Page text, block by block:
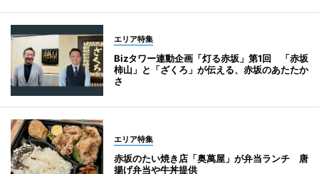
エリア特集
Bizタワー連動企画「灯る赤坂」第1回 「赤坂
柿山」と「ざくろ」が伝える、赤坂のあたたか
さ
エリア特集
赤坂のたい焼き店「奥萬屋」が弁当ランチ 唐
揚げ弁当や牛丼提供